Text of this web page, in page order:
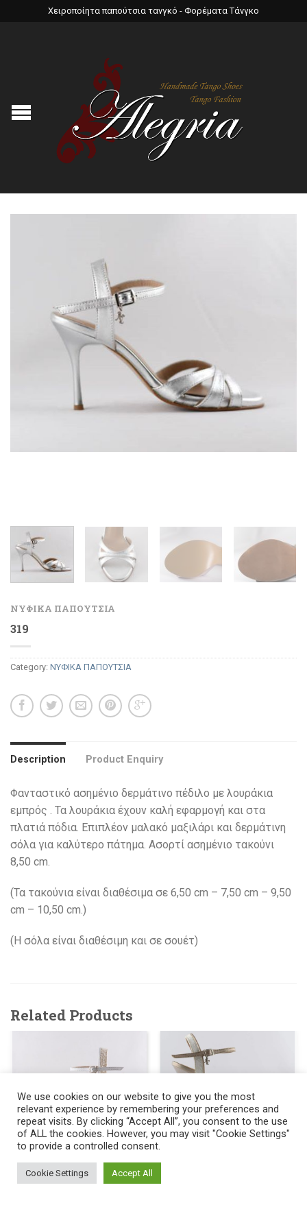
Χειροποίητα παπούτσια τανγκό - Φορέματα Τάνγκο
ΝΥΦΙΚΑ ΠΑΠΟΥΤΣΙΑ
319
Category: ΝΥΦΙΚΑ ΠΑΠΟΥΤΣΙΑ
Description Product Enquiry
Φανταστικό ασημένιο δερμάτινο πέδιλο με λουράκια
εμπρός . Τα λουράκια έχουν καλή εφαρμογή και στα
πλατιά πόδια. Επιπλέον μαλακό μαξιλάρι και δερμάτινη
σόλα για καλύτερο πάτημα. Ασορτί ασημένιο τακούνι
8,50 cm.
(Τα τακούνια είναι διαθέσιμα σε 6,50 cm – 7,50 cm – 9,50
cm – 10,50 cm.)
(H σόλα είναι διαθέσιμη και σε σουέτ)
Related Products
327
ΝΥΦΙΚΑ ΠΑΠΟΥΤΣΙΑ
321
We use cookies on our website to give you the most
relevant experience by remembering your preferences and
repeat visits. By clicking “Accept All”, you consent to the use
of ALL the cookies. However, you may visit "Cookie Settings"
to provide a controlled consent.
Cookie Settings Accept All